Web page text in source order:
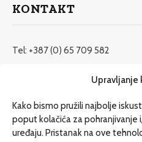
Upravljanje
Kako bismo pružili najbolje
poput kolačića za pohranjivanje
uređaju. Pristanak na ove
KONTAKT
Tel: +387 (0) 65 709 582
redakcija@etrafika.net
Dosije